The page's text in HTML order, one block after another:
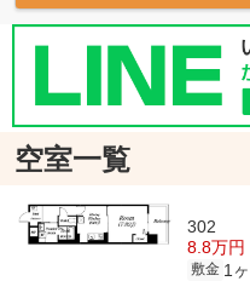
空室一覧
302
8.8万円
敷金 1